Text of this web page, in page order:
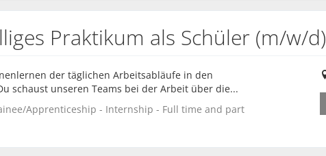
Praktikum als Schüler (m/w/d)
der täglichen Arbeitsabläufe in den
schaust unseren Teams bei der Arbeit über die...
Apprenticeship - Internship - Full time and part